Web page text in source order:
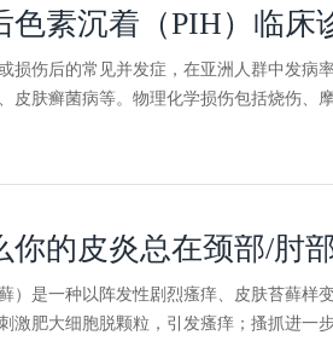
色素沉着（PIH）临床
损伤后的常见并发症，在亚洲人群中发病
皮肤癣菌病等。物理化学损伤包括烧伤
你的皮炎总在颈部/肘
）是一种以阵发性剧烈瘙痒、皮肤苔藓样
激肥大细胞脱颗粒，引发瘙痒；搔抓进一